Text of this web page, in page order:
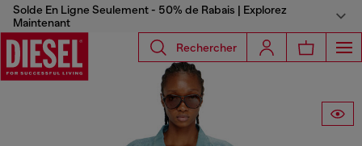
Solde En Ligne Seulement - 50% de Rabais | Explorez
Maintenant
Rechercher